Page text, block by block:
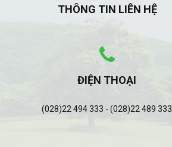
THÔNG TIN LIÊN HỆ
ĐIỆN THOẠI
(028)22 494 333 - (028)22 489 333